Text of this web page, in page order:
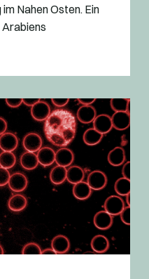
Nahen Osten. Ein